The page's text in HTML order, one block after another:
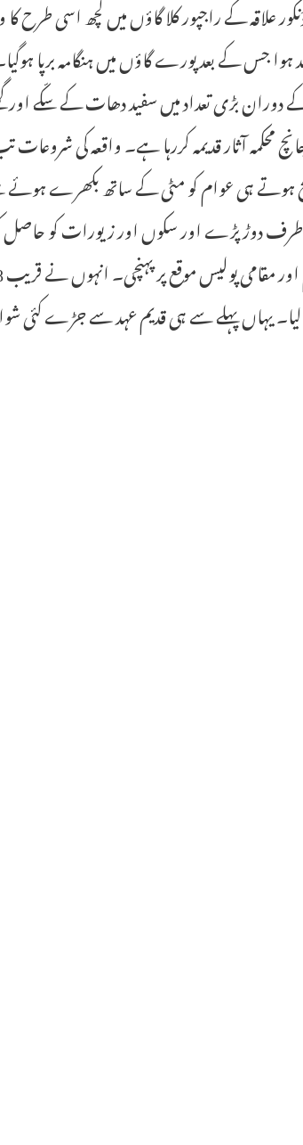
علاقہ کے راجپور کلا گاؤں میں کچھ اسی
ہوا جس کے بعد پورے گاؤں میں ہنگامہ برپا
محکمہ آثار قدیمہ کررہا ہے۔ واقعہ کی
ہوتے ہی عوام کو مٹی کے ساتھ بکھرے ہوئے
طرف دوڑ پڑے اور سکوں اور زیورات کو
یہاں پہلے سے ہی قدیم عہد سے جڑے کئی